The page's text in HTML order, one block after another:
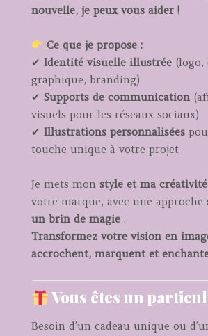
nouvelle, je peux vous aider !
Ce que je propose :
✔ Identité visuelle illustrée (logo,
graphique, branding)
✔ Supports de communication
visuels pour les réseaux sociaux)
✔ Illustrations personnalisées
touche unique à votre projet
Je mets mon style et ma créativité
votre marque, avec une approche
un brin de magie .
Transformez votre vision en
accrochent, marquent et
Vous êtes un
Besoin d’un cadeau unique ou